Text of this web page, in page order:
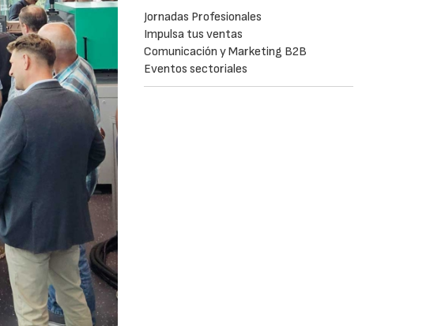
Jornadas Profesionales
Impulsa tus ventas
Comunicación y Marketing B2B
Eventos sectoriales